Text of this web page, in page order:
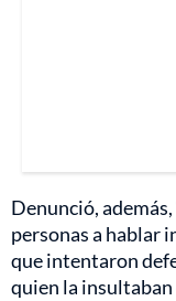
Denunció,
personas a hablar
que intentaron
quien la insultaban